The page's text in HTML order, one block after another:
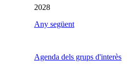
2028
Any següent
Agenda dels grups d'interès